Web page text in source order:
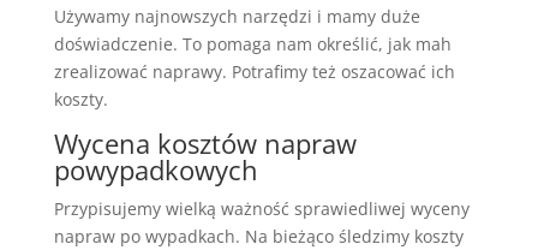
Używamy najnowszych narzędzi i mamy duże
doświadczenie. To pomaga nam określić, jak mah
zrealizować naprawy. Potrafimy też oszacować ich
koszty.
Wycena kosztów napraw
powypadkowych
Przypisujemy wielką ważność sprawiedliwej wyceny
napraw po wypadkach. Na bieżąco śledzimy koszty